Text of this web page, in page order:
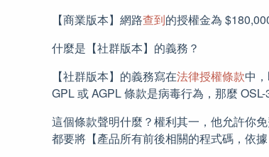
【商業版本】網路查到的授權金為
什麼是【社群版本】的義務？
【社群版本】的義務寫在法律授權條款中
GPL 或 AGPL 條款是病毒行為，那麼 OSL-
這個條款聲明什麼？權利其一，他允許你
都要將【產品所有前後相關的程式碼，依